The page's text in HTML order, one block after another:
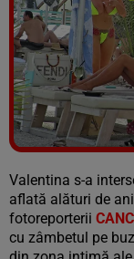
Valentina s-a
aflată alături de
fotoreporterii
cu zâmbetul pe